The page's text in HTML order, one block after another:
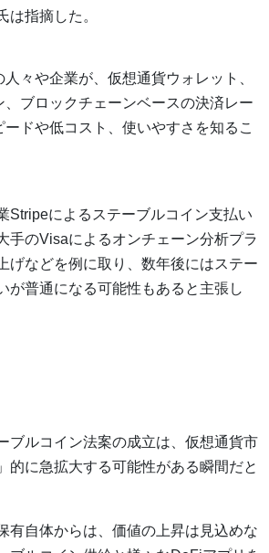
は指摘した。
々や企業が、仮想通貨ウォレット、
、ブロックチェーンベースの決済レー
ードや低コスト、使いやすさを知るこ
Stripeによるステーブルコイン支払い
手のVisaによるオンチェーン分析プラ
げなどを例に取り、数年後にはステー
が普通になる可能性もあると主張し
ブルコイン法案の成立は、仮想通貨市
的に急拡大する可能性がある瞬間だと
有自体からは、価値の上昇は見込めな